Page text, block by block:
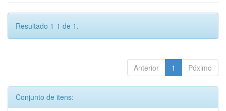
Resultado 1-1 de 1.
Anterior 1 Póximo
Conjunto de itens: